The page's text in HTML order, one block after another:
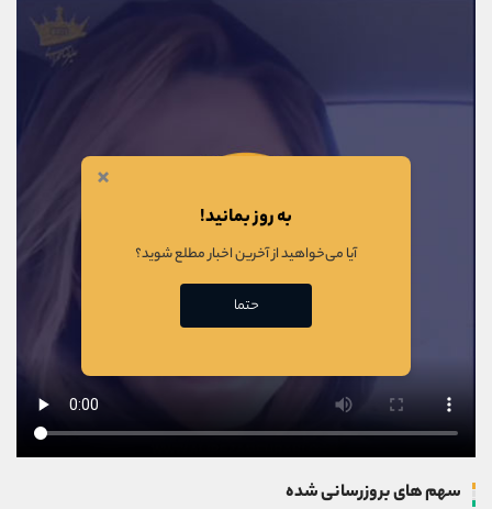
سهم های بروزرسانی شده
×
به روز بمانید!
آیا می‌خواهید از آخرین اخبار مطلع شوید؟
حتما